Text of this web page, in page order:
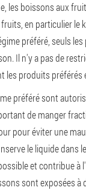
les boissons aux
en particulier le
préféré, seuls
Il n'y a pas de
les produits
préféré sont
de manger
pour éviter une
le liquide dans
et contribue à
sont exposées à